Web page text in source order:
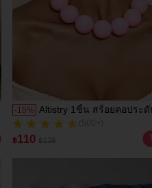
-15%
Altistry 1ชิ้น สร้อยคอประดั
ลูกปัดโบฮีเมียนขนาดใหญ่
ดีไซน์เรียบง่ายเกินจริงสำห
(500+)
100+ ขายแล้ว
100+ ขายแล้ว
฿110